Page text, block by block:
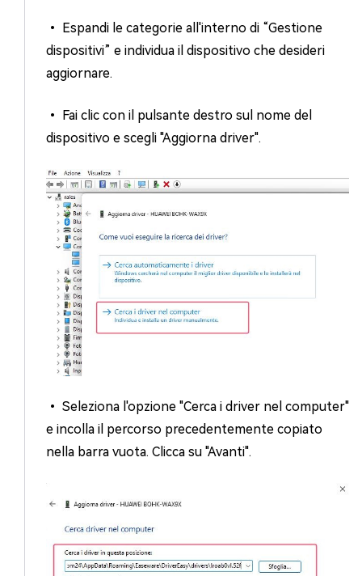
• Espandi le categorie all'interno di “Gestione
dispositivi” e individua il dispositivo che desideri
aggiornare.
• Fai clic con il pulsante destro sul nome del
dispositivo e scegli "Aggiorna driver".
• Seleziona l'opzione "Cerca i driver nel computer"
e incolla il percorso precedentemente copiato
nella barra vuota. Clicca su "Avanti".